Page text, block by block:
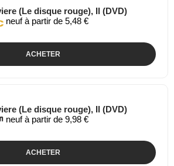
(Le disque rouge), Il (DVD)
neuf à partir de 5,48 €
ACHETER
(Le disque rouge), Il (DVD)
neuf à partir de 9,98 €
ACHETER